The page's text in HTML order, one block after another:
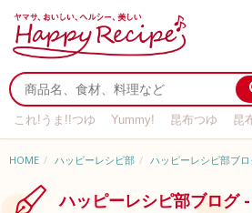
これ!うま!!つゆ Yummy! 昆布つゆ 昆
HOME
ハッピーレシピ部 ハッピーレシピ部ブ
ハッピーレシピ部ブログ